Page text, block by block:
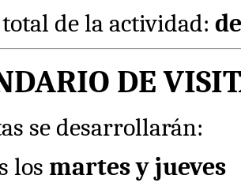
de la actividad:
DE
se desarrollarán:
los martes y jueves